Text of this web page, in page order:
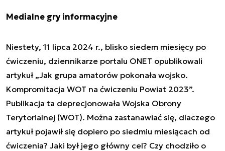
Medialne gry informacyjne
Niestety, 11 lipca 2024 r., blisko siedem miesięcy po
ćwiczeniu, dziennikarze portalu ONET opublikowali
artykuł „Jak grupa amatorów pokonała wojsko.
Kompromitacja WOT na ćwiczeniu Powiat 2023”.
Publikacja ta deprecjonowała Wojska Obrony
Terytorialnej (WOT). Można zastanawiać się, dlaczego
artykuł pojawił się dopiero po siedmiu miesiącach od
ćwiczenia? Jaki był jego główny cel? Czy chodziło o